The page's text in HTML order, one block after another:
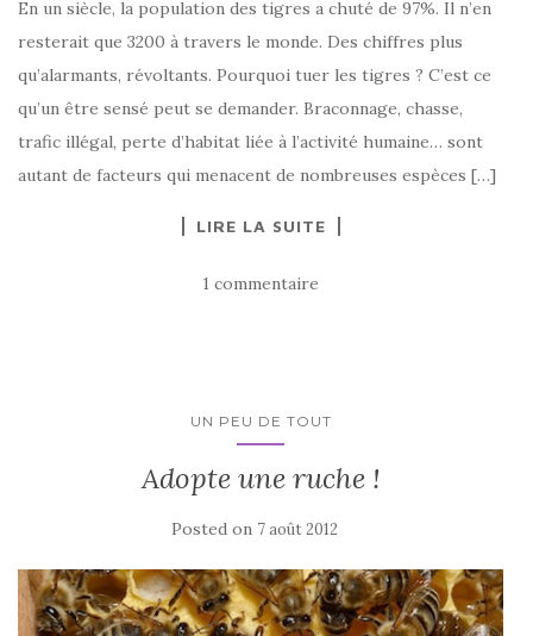
En un siècle, la population des tigres a chuté de 97%. Il n’en
resterait que 3200 à travers le monde. Des chiffres plus
qu’alarmants, révoltants. Pourquoi tuer les tigres ? C’est ce
qu’un être sensé peut se demander. Braconnage, chasse,
trafic illégal, perte d’habitat liée à l’activité humaine… sont
autant de facteurs qui menacent de nombreuses espèces […]
LIRE LA SUITE
1 commentaire
UN PEU DE TOUT
Adopte une ruche !
Posted on 7 août 2012